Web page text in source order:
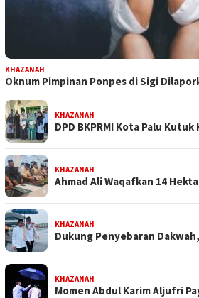
KHAZANAH
Oknum Pimpinan Ponpes di Sigi
KHAZANAH
DPD BKPRMI Kota Palu
KHAZANAH
Ahmad Ali Waqafkan 14
KHAZANAH
Dukung Penyebaran
KHAZANAH
Momen Abdul Karim Aljufri